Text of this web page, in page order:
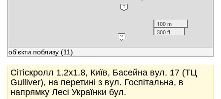
100 m
300 ft
об'єкти поблизу (11)
Сітіскролл 1.2x1.8, Київ, Басейна вул, 17 (ТЦ
Gulliver), на перетині з вул. Госпітальна, в
напрямку Лесі Українки бул.